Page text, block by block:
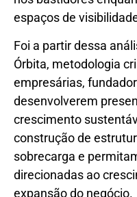
espaços de
Foi a partir dessa
Órbita, metodologia
empresárias,
desenvolverem
crescimento
construção de
sobrecarga e
direcionadas ao
expansão do negócio.